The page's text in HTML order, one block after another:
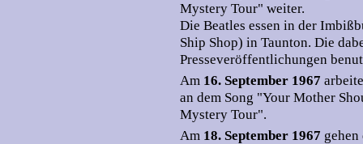
Mystery Tour" weiter.
Die Beatles essen in der
Ship Shop) in Taunton. Die
Presseveröffentlichungen
Am 16. September 1967
an dem Song "Your Mother
Mystery Tour".
Am 18. September 1967